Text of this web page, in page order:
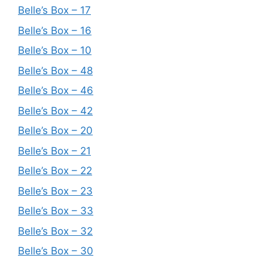
Belle’s Box – 17
Belle’s Box – 16
Belle’s Box – 10
Belle’s Box – 48
Belle’s Box – 46
Belle’s Box – 42
Belle’s Box – 20
Belle’s Box – 21
Belle’s Box – 22
Belle’s Box – 23
Belle’s Box – 33
Belle’s Box – 32
Belle’s Box – 30